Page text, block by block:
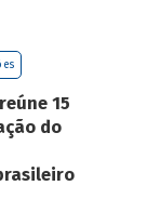
soluções
do BNDES.
15
do